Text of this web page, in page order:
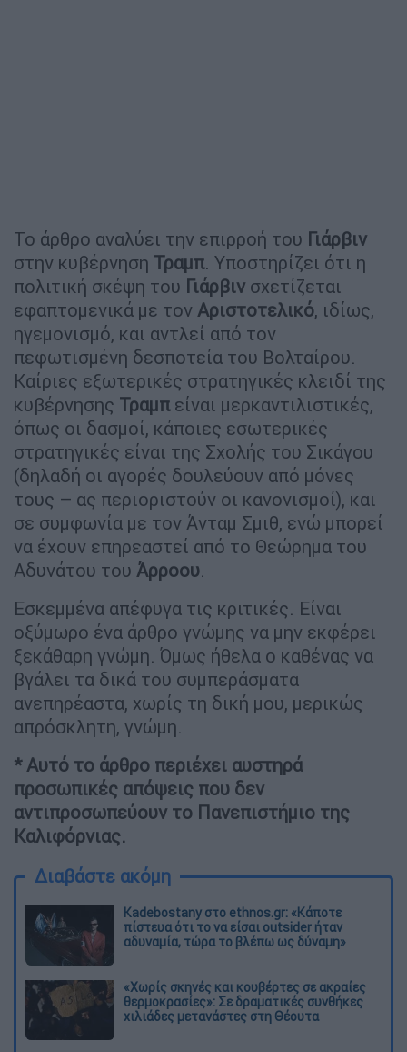
Το άρθρο αναλύει την επιρροή του Γιάρβιν
στην κυβέρνηση Τραμπ. Υποστηρίζει ότι η
πολιτική σκέψη του Γιάρβιν σχετίζεται
εφαπτομενικά με τον Αριστοτελικό, ιδίως,
ηγεμονισμό, και αντλεί από τον
πεφωτισμένη δεσποτεία του Βολταίρου.
Καίριες εξωτερικές στρατηγικές κλειδί της
κυβέρνησης Τραμπείναι μερκαντιλιστικές,
όπως οι δασμοί, κάποιες εσωτερικές
στρατηγικές είναι της Σχολής του Σικάγου
(δηλαδή οι αγορές δουλεύουν από μόνες
τους – ας περιοριστούν οι κανονισμοί), και
σε συμφωνία με τον Άνταμ Σμιθ, ενώ μπορεί
να έχουν επηρεαστεί από το Θεώρημα του
Αδυνάτου του Άρροου.
Εσκεμμένα απέφυγα τις κριτικές. Είναι
οξύμωρο ένα άρθρο γνώμης να μην εκφέρει
ξεκάθαρη γνώμη. Όμως ήθελα ο καθένας να
βγάλει τα δικά του συμπεράσματα
ανεπηρέαστα, χωρίς τη δική μου, μερικώς
απρόσκλητη, γνώμη.
* Αυτό το άρθρο περιέχει αυστηρά
προσωπικές απόψεις που δεν
αντιπροσωπεύουν το Πανεπιστήμιο της
Καλιφόρνιας.
Διαβάστε ακόμη
Kadebostany στο ethnos.gr: «Κάποτε
πίστευα ότι το να είσαι outsider ήταν
αδυναμία, τώρα το βλέπω ως δύναμη»
«Χωρίς σκηνές και κουβέρτες σε ακραίες
θερμοκρασίες»: Σε δραματικές συνθήκες
χιλιάδες μετανάστες στη Θέουτα